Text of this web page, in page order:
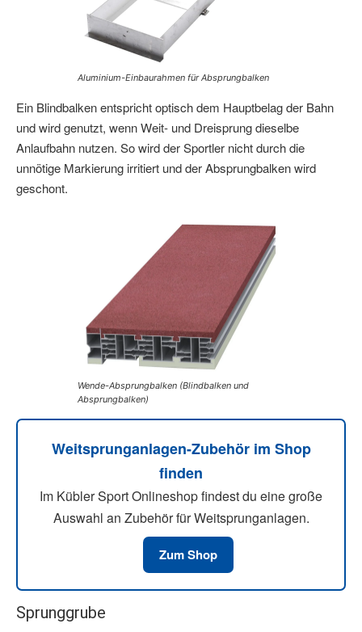
Aluminium-Einbaurahmen für Absprungbalken
Ein Blindbalken entspricht optisch dem Hauptbelag der Bahn
und wird genutzt, wenn Weit- und Dreisprung dieselbe
Anlaufbahn nutzen. So wird der Sportler nicht durch die
unnötige Markierung irritiert und der Absprungbalken wird
geschont.
Wende-Absprungbalken (Blindbalken und
Absprungbalken)
Weitsprunganlagen-Zubehör im Shop
finden
Im Kübler Sport Onlineshop findest du eine große
Auswahl an Zubehör für Weitsprunganlagen.
Zum Shop
Sprunggrube